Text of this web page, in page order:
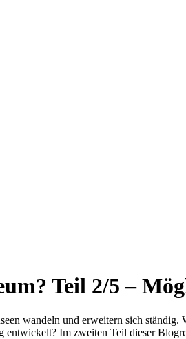
Teil 2/5 –
wandeln und erweitern sich ständig.
entwickelt? Im zweiten Teil dieser